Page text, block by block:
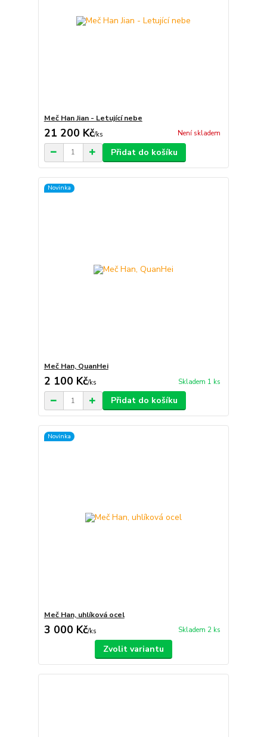
Meč Han Jian - Letující nebe
21 200 Kč/ks Není skladem
Přidat do košíku
Novinka
Meč Han, QuanHei
2 100 Kč/ks Skladem 1 ks
Přidat do košíku
Novinka
Meč Han, uhlíková ocel
3 000 Kč/ks Skladem 2 ks
Zvolit variantu